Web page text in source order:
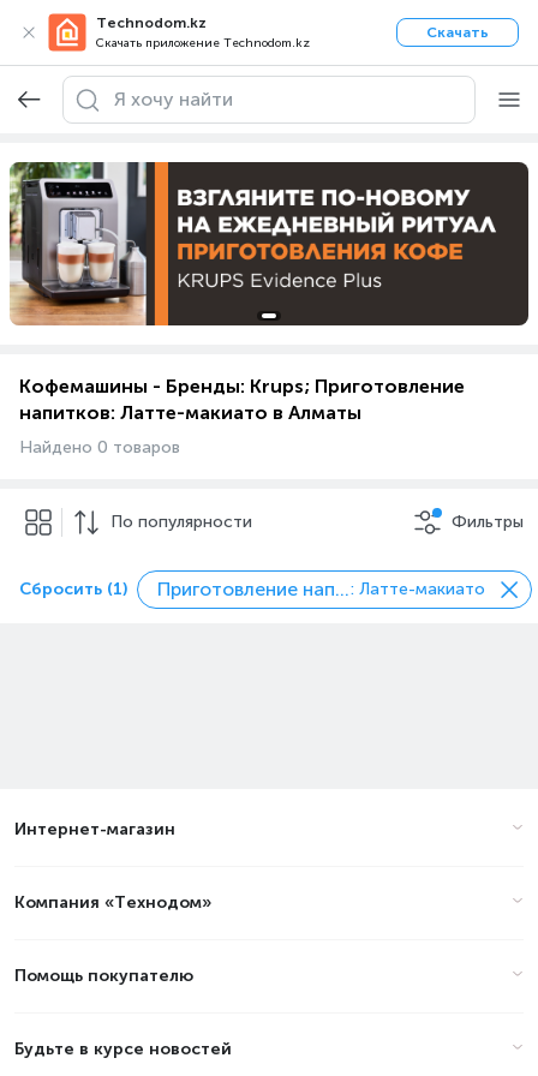
Technodom.kz
Скачать приложение Technodom.kz
Скачать
Кофемашины - Бренды: Krups; Приготовление
напитков: Латте-макиато в Алматы
Найдено 0 товаров
По популярности Фильтры
Сбросить (1) Приготовление напитков: Латте-макиато
Интернет-магазин
Компания «Технодом»
Помощь покупателю
Будьте в курсе новостей